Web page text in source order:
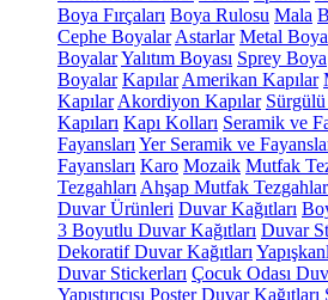
Boya Fırçaları Boya Rulosu Mala
Cephe Boyalar Astarlar Metal
BoyalarYalıtım Boyası Sprey Boya
Boyalar Kapılar Amerikan Kapılar
Kapılar Akordiyon Kapılar
Kapıları Kapı Kolları Seramik ve
Fayansları Yer Seramik ve
Fayansları Karo Mozaik Mutfak
Tezgahları Ahşap Mutfak
Duvar Ürünleri Duvar Kağıtları
3 Boyutlu Duvar Kağıtları Duvar
Dekoratif Duvar Kağıtları
Duvar Stickerları Çocuk Odası
Yapıştırıcısı Poster Duvar Kağıtları